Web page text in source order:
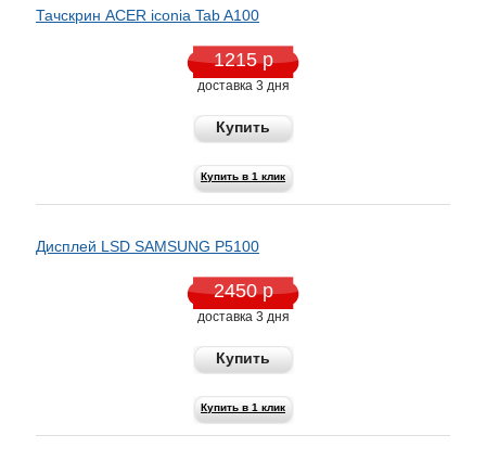
Тачскрин ACER iconia Tab A100
1215 р
доставка 3 дня
Купить
Купить в 1 клик
Дисплей LSD SAMSUNG P5100
2450 р
доставка 3 дня
Купить
Купить в 1 клик